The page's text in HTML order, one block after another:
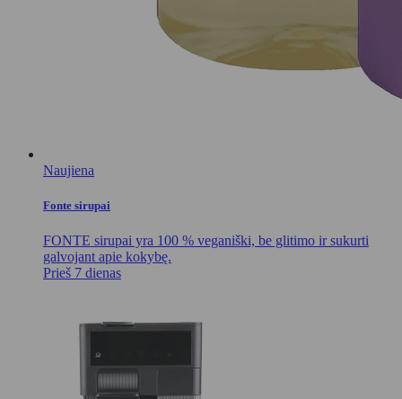
Naujiena
Fonte sirupai
FONTE sirupai yra 100 % veganiški, be glitimo ir sukurti
galvojant apie kokybę.
Prieš 7 dienas